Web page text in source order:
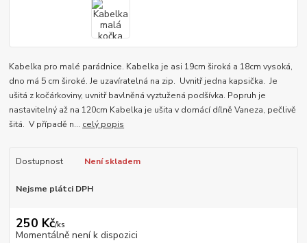
Kabelka pro malé parádnice. Kabelka je asi 19cm široká a 18cm vysoká,
dno má 5 cm široké. Je uzavíratelná na zip. Uvnitř jedna kapsička. Je
ušitá z kočárkoviny, uvnitř bavlněná vyztužená podšívka. Popruh je
nastavitelný až na 120cm Kabelka je ušita v domácí dílně Vaneza, pečlivě
šitá. V případě n... celý popis
Dostupnost Není skladem
Nejsme plátci DPH
250 Kč/ks
Momentálně není k dispozici